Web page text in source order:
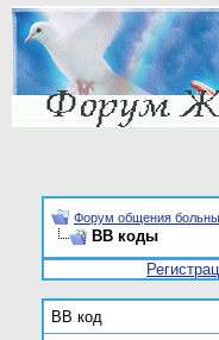
Форум общения
BB коды
BB код